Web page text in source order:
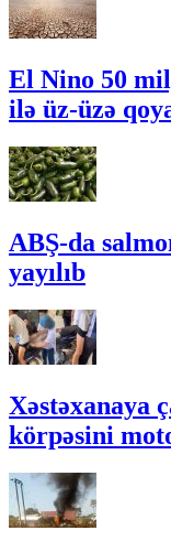
El Nino 50
ilə üz-üzə
ABŞ-da
yayılıb
Xəstəxanaya
körpəsini